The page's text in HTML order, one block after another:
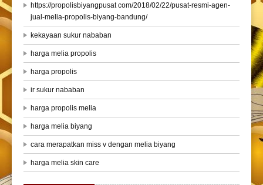
https://propolisbiyangpusat com/2018/02/22/pusat-resmi-agen-
jual-melia-propolis-biyang-bandung/
kekayaan sukur nababan
harga melia propolis
harga propolis
ir sukur nababan
harga propolis melia
harga melia biyang
cara merapatkan miss v dengan melia biyang
harga melia skin care